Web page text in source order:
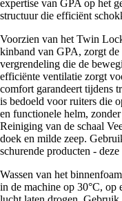
expertise van GPA op het
structuur die efficiënt
Voorzien van het Twin
kinband van GPA, zorgt
vergrendeling die de
efficiënte ventilatie zorgt
comfort garandeert tijdens
is bedoeld voor ruiters die
en functionele helm,
Reiniging van de schaal
doek en milde zeep.
schurende producten -
Wassen van het
in de machine op 30°C, op